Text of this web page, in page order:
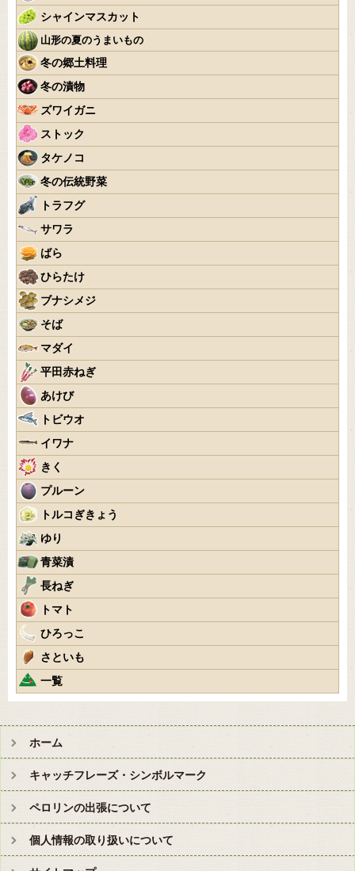
シャインマスカット
山形の夏のうまいもの
冬の郷土料理
冬の漬物
ズワイガニ
ストック
タケノコ
冬の伝統野菜
トラフグ
サワラ
ばら
ひらたけ
ブナシメジ
そば
マダイ
平田赤ねぎ
あけび
トビウオ
イワナ
きく
プルーン
トルコぎきょう
ゆり
青菜漬
長ねぎ
トマト
ひろっこ
さといも
一覧
ホーム
キャッチフレーズ・シンボルマーク
ペロリンの出張について
個人情報の取り扱いについて